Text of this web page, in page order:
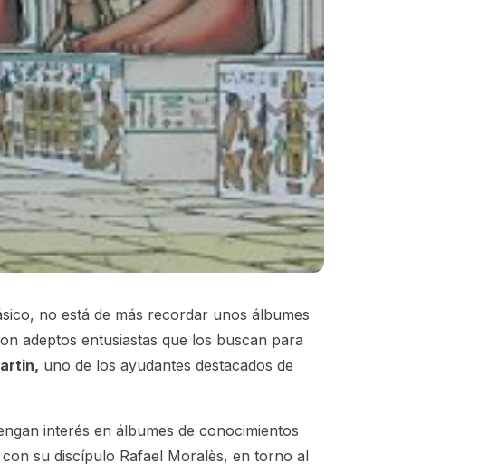
no está de más recordar unos álbumes
adeptos entusiastas que los buscan para
, uno de los ayudantes destacados de
interés en álbumes de conocimientos
su discípulo Rafael Moralès, en torno al